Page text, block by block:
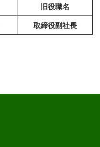
旧役職名
取締役副社長